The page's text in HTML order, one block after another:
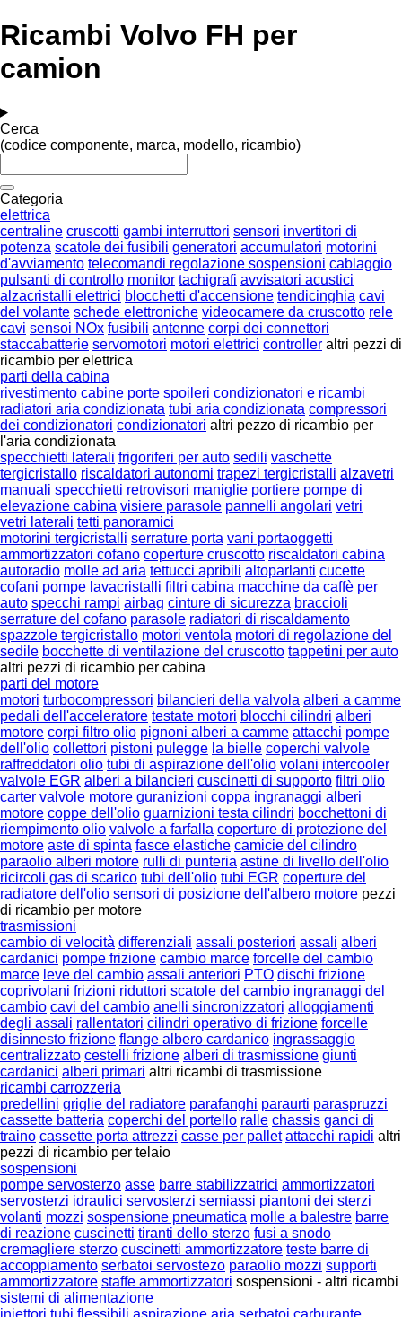
Ricambi Volvo FH per
camion
Cerca
(codice componente, marca, modello, ricambio)
Categoria
elettrica
centraline cruscotti gambi interruttori sensori invertitori di
potenza scatole dei fusibili generatori accumulatori motorini
d'avviamento telecomandi regolazione sospensioni cablaggio
pulsanti di controllo monitor tachigrafi avvisatori acustici
alzacristalli elettrici blocchetti d'accensione tendicinghia cavi
del volante schede elettroniche videocamere da cruscotto rele
cavi sensoi NOx fusibili antenne corpi dei connettori
staccabatterie servomotori motori elettrici controller altri pezzi di
ricambio per elettrica
parti della cabina
rivestimento cabine porte spoileri condizionatori e ricambi
radiatori aria condizionata tubi aria condizionata compressori
dei condizionatori condizionatori altri pezzo di ricambio per
l'aria condizionata
specchietti laterali frigoriferi per auto sedili vaschette
tergicristallo riscaldatori autonomi trapezi tergicristalli alzavetri
manuali specchietti retrovisori maniglie portiere pompe di
elevazione cabina visiere parasole pannelli angolari vetri
vetri laterali tetti panoramici
motorini tergicristalli serrature porta vani portaoggetti
ammortizzatori cofano coperture cruscotto riscaldatori cabina
autoradio molle ad aria tettucci apribili altoparlanti cucette
cofani pompe lavacristalli filtri cabina macchine da caffè per
auto specchi rampi airbag cinture di sicurezza braccioli
serrature del cofano parasole radiatori di riscaldamento
spazzole tergicristallo motori ventola motori di regolazione del
sedile bocchette di ventilazione del cruscotto tappetini per auto
altri pezzi di ricambio per cabina
parti del motore
motori turbocompressori bilancieri della valvola alberi a camme
pedali dell'acceleratore testate motori blocchi cilindri alberi
motore corpi filtro olio pignoni alberi a camme attacchi pompe
dell'olio collettori pistoni pulegge la bielle coperchi valvole
raffreddatori olio tubi di aspirazione dell'olio volani intercooler
valvole EGR alberi a bilancieri cuscinetti di supporto filtri olio
carter valvole motore guranizioni coppa ingranaggi alberi
motore coppe dell'olio guarnizioni testa cilindri bocchettoni di
riempimento olio valvole a farfalla coperture di protezione del
motore aste di spinta fasce elastiche camicie del cilindro
paraolio alberi motore rulli di punteria astine di livello dell'olio
ricircoli gas di scarico tubi dell'olio tubi EGR coperture del
radiatore dell'olio sensori di posizione dell'albero motore pezzi
di ricambio per motore
trasmissioni
cambio di velocità differenziali assali posteriori assali alberi
cardanici pompe frizione cambio marce forcelle del cambio
marce leve del cambio assali anteriori PTO dischi frizione
coprivolani frizioni riduttori scatole del cambio ingranaggi del
cambio cavi del cambio anelli sincronizzatori alloggiamenti
degli assali rallentatori cilindri operativo di frizione forcelle
disinnesto frizione flange albero cardanico ingrassaggio
centralizzato cestelli frizione alberi di trasmissione giunti
cardanici alberi primari altri ricambi di trasmissione
ricambi carrozzeria
predellini griglie del radiatore parafanghi paraurti paraspruzzi
cassette batteria coperchi del portello ralle chassis ganci di
traino cassette porta attrezzi casse per pallet attacchi rapidi altri
pezzi di ricambio per telaio
sospensioni
pompe servosterzo asse barre stabilizzatrici ammortizzatori
servosterzi idraulici servosterzi semiassi piantoni dei sterzi
volanti mozzi sospensione pneumatica molle a balestre barre
di reazione cuscinetti tiranti dello sterzo fusi a snodo
cremagliere sterzo cuscinetti ammortizzatore teste barre di
accoppiamento serbatoi servostezo paraolio mozzi supporti
ammortizzatore staffe ammortizzatori sospensioni - altri ricambi
sistemi di alimentazione
iniettori tubi flessibili aspirazione aria serbatoi carburante